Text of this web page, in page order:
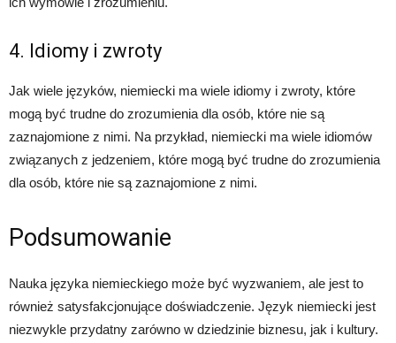
4. Idiomy i zwroty
Jak wiele języków, niemiecki ma wiele idiomy i zwroty, które
mogą być trudne do zrozumienia dla osób, które nie są
zaznajomione z nimi. Na przykład, niemiecki ma wiele idiomów
związanych z jedzeniem, które mogą być trudne do zrozumienia
dla osób, które nie są zaznajomione z nimi.
Podsumowanie
Nauka języka niemieckiego może być wyzwaniem, ale jest to
również satysfakcjonujące doświadczenie. Język niemiecki jest
niezwykle przydatny zarówno w dziedzinie biznesu, jak i kultury.